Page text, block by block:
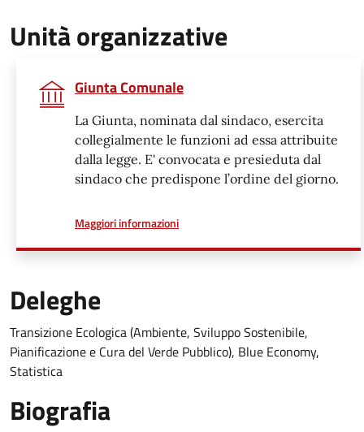
Unità organizzative
Giunta Comunale
La Giunta, nominata dal sindaco, esercita
collegialmente le funzioni ad essa attribuite
dalla legge. E' convocata e presieduta dal
sindaco che predispone l’ordine del giorno.
Maggiori informazionia proposito di
Deleghe
Transizione Ecologica (Ambiente, Sviluppo Sostenibile,
Pianificazione e Cura del Verde Pubblico), Blue Economy,
Statistica
Biografia